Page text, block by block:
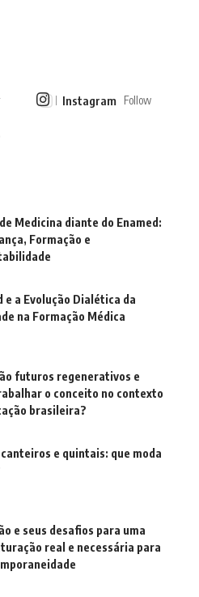
Instagram Follow
Medicina diante do Enamed:
Formação e
e a Evolução Dialética da
na Formação Médica
futuros regenerativos e
o conceito no contexto
brasileira?
e quintais: que moda
e seus desafios para uma
real e necessária para